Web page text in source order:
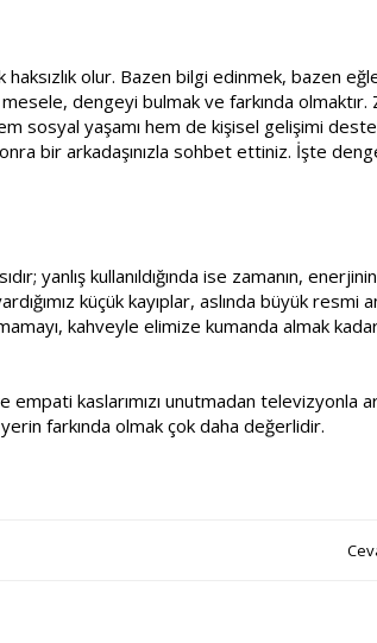
olur. Bazen bilgi edinmek, bazen
dengeyi bulmak ve farkında olmaktır.
sosyal yaşamı hem de kişisel gelişimi
bir arkadaşınızla sohbet ettiniz. İşte
yanlış kullanıldığında ise zamanın,
küçük kayıplar, aslında büyük resmi
kahveyle elimize kumanda almak
kaslarımızı unutmadan televizyonla
farkında olmak çok daha değerlidir.